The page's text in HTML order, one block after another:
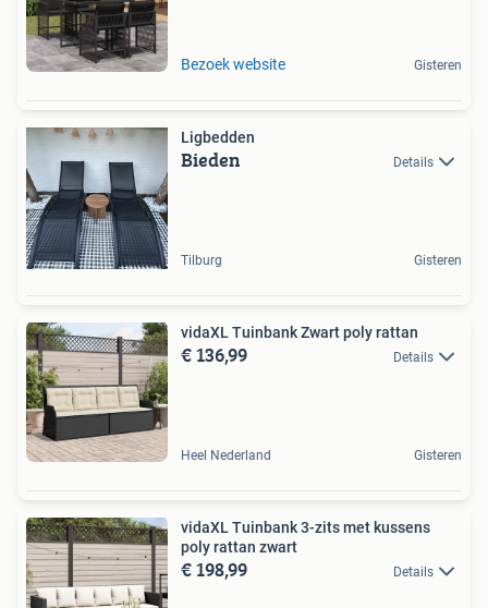
Bezoek website Gisteren
Ligbedden
Bieden Details
Tilburg Gisteren
vidaXL Tuinbank Zwart poly rattan
€ 136,99 Details
Heel Nederland Gisteren
vidaXL Tuinbank 3-zits met kussens
poly rattan zwart
€ 198,99 Details